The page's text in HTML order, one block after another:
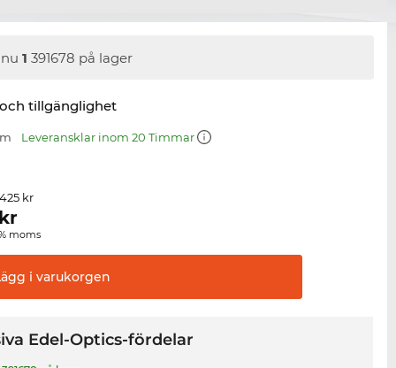
1 391678 på lager
tillgänglighet
Leveransklar inom 20 Timmar
kr
kr
moms
i varukorgen
Edel-Optics-fördelar